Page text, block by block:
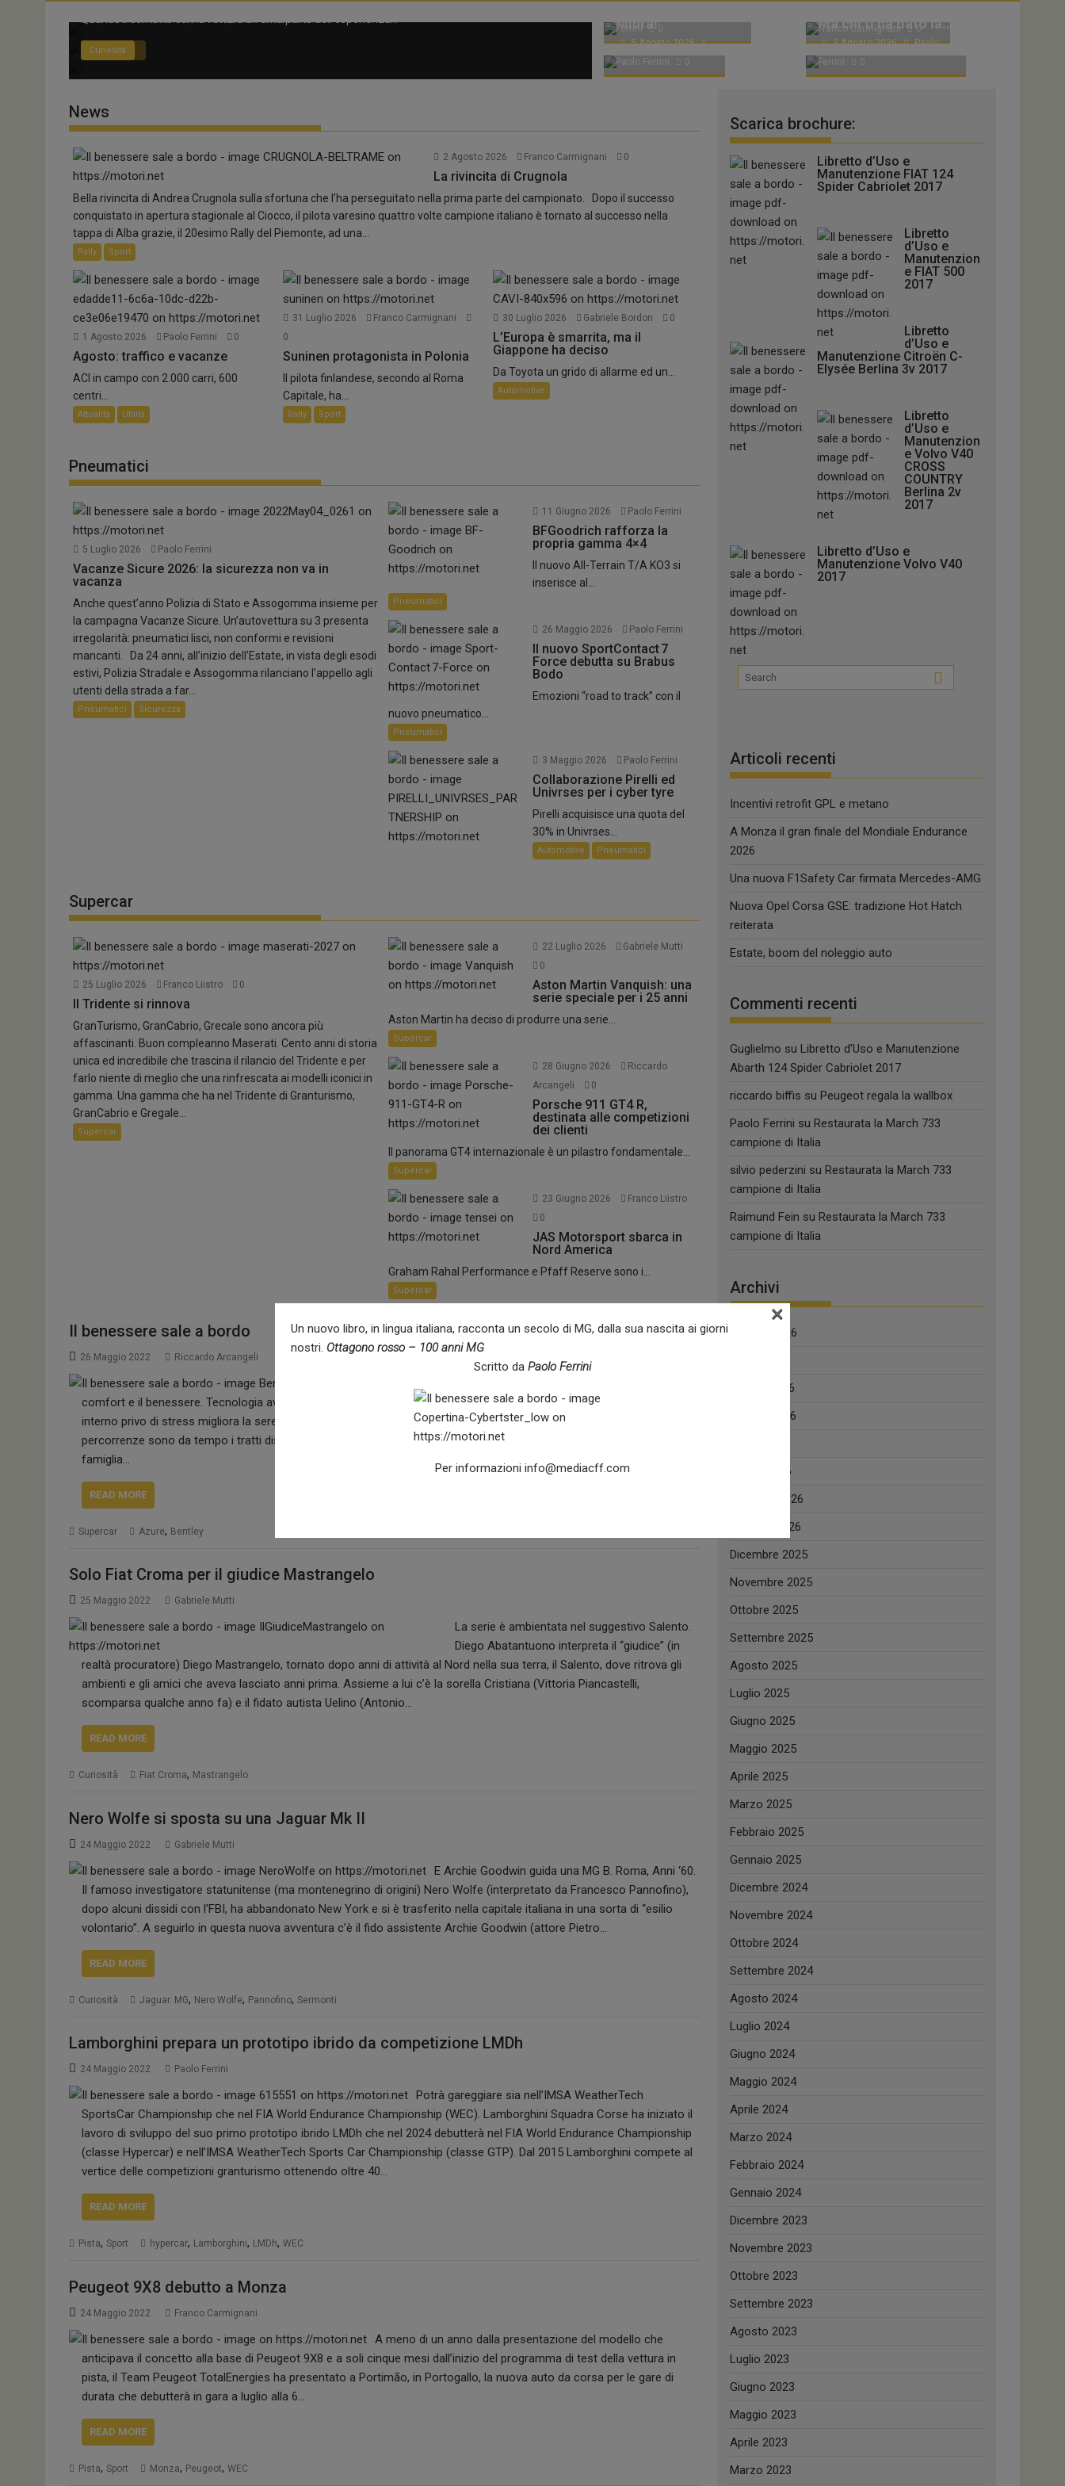
Supercar
Automotive
Curiosità
Ferrini
0
Lunga vita alla
Miura!
5 Agosto 2026
Paolo Ferrini
0
Franco Carmignani
0
Ma chi ti ha dato la...
3 Agosto 2026
Paolo
Ferrini
0
News
2 Agosto 2026 Franco Carmignani 0
La rivincita di Crugnola
Bella rivincita di Andrea Crugnola sulla sfortuna che l’ha perseguitato nella prima parte del campionato. Dopo il successo
conquistato in apertura stagionale al Ciocco, il pilota varesino quattro volte campione italiano è tornato al successo nella
tappa di Alba grazie, il 20esimo Rally del Piemonte, ad una...
Rally Sport
1 Agosto 2026 Paolo Ferrini 0
Agosto: traffico e vacanze
ACI in campo con 2.000 carri, 600
centri...
Attualità Utilità
31 Luglio 2026
Franco Carmignani
0
Suninen protagonista in Polonia
Il pilota finlandese, secondo al Roma
Capitale, ha...
Rally Sport
30 Luglio 2026 Gabriele Bordon 0
L’Europa è smarrita, ma il
Giappone ha deciso
Da Toyota un grido di allarme ed un...
Automotive
Pneumatici
5 Luglio 2026 Paolo Ferrini
Vacanze Sicure 2026: la sicurezza non va in
vacanza
Anche quest’anno Polizia di Stato e Assogomma insieme per
la campagna Vacanze Sicure. Un’autovettura su 3 presenta
irregolarità: pneumatici lisci, non conformi e revisioni
mancanti. Da 24 anni, all’inizio dell’Estate, in vista degli esodi
estivi, Polizia Stradale e Assogomma rilanciano l’appello agli
utenti della strada a far...
Pneumatici Sicurezza
11 Giugno 2026 Paolo Ferrini
BFGoodrich rafforza la
propria gamma 4×4
Il nuovo All-Terrain T/A KO3 si
inserisce al...
Pneumatici
26 Maggio 2026 Paolo Ferrini
Il nuovo SportContact 7
Force debutta su Brabus
Bodo
Emozioni “road to track” con il
nuovo pneumatico...
Pneumatici
3 Maggio 2026 Paolo Ferrini
Collaborazione Pirelli ed
Univrses per i cyber tyre
Pirelli acquisisce una quota del
30% in Univrses...
Automotive Pneumatici
Supercar
25 Luglio 2026 Franco Liistro 0
Il Tridente si rinnova
GranTurismo, GranCabrio, Grecale sono ancora più
affascinanti. Buon compleanno Maserati. Cento anni di storia
unica ed incredibile che trascina il rilancio del Tridente e per
farlo niente di meglio che una rinfrescata ai modelli iconici in
gamma. Una gamma che ha nel Tridente di Granturismo,
GranCabrio e Gregale...
Supercar
22 Luglio 2026
Gabriele Mutti
0
Aston Martin Vanquish: una
serie speciale per i 25 anni
Aston Martin ha deciso di produrre una serie...
Supercar
28 Giugno 2026
Riccardo
Arcangeli
0
Porsche 911 GT4 R,
destinata alle competizioni
dei clienti
Il panorama GT4 internazionale è un pilastro fondamentale...
Supercar
23 Giugno 2026
Franco Liistro
0
JAS Motorsport sbarca in
Nord America
Graham Rahal Performance e Pfaff Reserve sono i...
Supercar
Il benessere sale a bordo
26 Maggio 2022 Riccardo Arcangeli
comfort e il benessere. Tecnologia avanzata di assistenza alla guida per viaggi più sicuri e rilassanti. L’ambiente
interno privo di stress migliora la serenità e il benessere individuale. Prestazioni uniche e comfort sulle lunghe
percorrenze sono da tempo i tratti distintivi di Bentley che ora sta consolidando questa reputazione con una nuova
famiglia…
READ MORE
Supercar Azure, Bentley
Solo Fiat Croma per il giudice Mastrangelo
25 Maggio 2022 Gabriele Mutti
La serie è ambientata nel suggestivo Salento.
Diego Abatantuono interpreta il “giudice” (in
realtà procuratore) Diego Mastrangelo, tornato dopo anni di attività al Nord nella sua terra, il Salento, dove ritrova gli
ambienti e gli amici che aveva lasciato anni prima. Assieme a lui c’è la sorella Cristiana (Vittoria Piancastelli,
scomparsa qualche anno fa) e il fidato autista Uelino (Antonio…
READ MORE
Curiosità Fiat Croma, Mastrangelo
Nero Wolfe si sposta su una Jaguar Mk II
24 Maggio 2022 Gabriele Mutti
E Archie Goodwin guida una MG B. Roma, Anni ‘60.
Il famoso investigatore statunitense (ma montenegrino di origini) Nero Wolfe (interpretato da Francesco Pannofino),
dopo alcuni dissidi con l’FBI, ha abbandonato New York e si è trasferito nella capitale italiana in una sorta di “esilio
volontario”. A seguirlo in questa nuova avventura c’è il fido assistente Archie Goodwin (attore Pietro…
READ MORE
Curiosità Jaguar. MG, Nero Wolfe, Pannofino, Sermonti
Lamborghini prepara un prototipo ibrido da competizione LMDh
24 Maggio 2022 Paolo Ferrini
Potrà gareggiare sia nell’IMSA WeatherTech
SportsCar Championship che nel FIA World Endurance Championship (WEC). Lamborghini Squadra Corse ha iniziato il
lavoro di sviluppo del suo primo prototipo ibrido LMDh che nel 2024 debutterà nel FIA World Endurance Championship
(classe Hypercar) e nell’IMSA WeatherTech Sports Car Championship (classe GTP). Dal 2015 Lamborghini compete al
vertice delle competizioni granturismo ottenendo oltre 40…
READ MORE
Pista, Sport hypercar, Lamborghini, LMDh, WEC
Peugeot 9X8 debutto a Monza
24 Maggio 2022 Franco Carmignani
A meno di un anno dalla presentazione del modello che
anticipava il concetto alla base di Peugeot 9X8 e a soli cinque mesi dall’inizio del programma di test della vettura in
pista, il Team Peugeot TotalEnergies ha presentato a Portimão, in Portogallo, la nuova auto da corsa per le gare di
durata che debutterà in gara a luglio alla 6…
READ MORE
Pista, Sport Monza, Peugeot, WEC
Scarica brochure:
Libretto d’Uso e
Manutenzione FIAT 124
Spider Cabriolet 2017
Libretto
d’Uso e
Manutenzion
e FIAT 500
2017
Libretto
d’Uso e
Manutenzione Citroën C-
Elysée Berlina 3v 2017
Libretto
d’Uso e
Manutenzion
e Volvo V40
CROSS
COUNTRY
Berlina 2v
2017
Libretto d’Uso e
Manutenzione Volvo V40
2017
Articoli recenti
Incentivi retrofit GPL e metano
A Monza il gran finale del Mondiale Endurance
2026
Una nuova F1Safety Car firmata Mercedes-AMG
Nuova Opel Corsa GSE: tradizione Hot Hatch
reiterata
Estate, boom del noleggio auto
Commenti recenti
Guglielmo su Libretto d’Uso e Manutenzione
Abarth 124 Spider Cabriolet 2017
riccardo biffis su Peugeot regala la wallbox
Paolo Ferrini su Restaurata la March 733
campione di Italia
silvio pederzini su Restaurata la March 733
campione di Italia
Raimund Fein su Restaurata la March 733
campione di Italia
Archivi
Agosto 2026
Giugno 2026
Maggio 2026
Marzo 2026
Febbraio 2026
Gennaio 2026
Dicembre 2025
Novembre 2025
Ottobre 2025
Settembre 2025
Agosto 2025
Luglio 2025
Giugno 2025
Maggio 2025
Aprile 2025
Marzo 2025
Febbraio 2025
Gennaio 2025
Dicembre 2024
Novembre 2024
Ottobre 2024
Settembre 2024
Agosto 2024
Luglio 2024
Giugno 2024
Maggio 2024
Aprile 2024
Marzo 2024
Febbraio 2024
Gennaio 2024
Dicembre 2023
Novembre 2023
Ottobre 2023
Settembre 2023
Agosto 2023
Luglio 2023
Giugno 2023
Maggio 2023
Aprile 2023
Marzo 2023
Un nuovo libro, in lingua italiana, racconta un secolo di MG, dalla sua nascita ai giorni
nostri. Ottagono rosso – 100 anni MG
Scritto da Paolo Ferrini
Per informazioni info@mediacff.com
×